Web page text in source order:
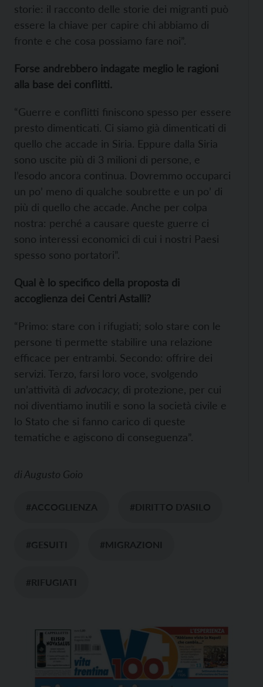
storie: il racconto delle storie dei migranti può
essere la chiave per capire chi abbiamo di
fronte e che cosa possiamo fare noi”.
Forse andrebbero indagate meglio le ragioni
alla base dei conflitti.
“Guerre e conflitti finiscono spesso per essere
presto dimenticati. Ci siamo già dimenticati di
quello che accade in Siria. Eppure dalla Siria
sono uscite più di 3 milioni di persone, e
l’esodo ancora continua. Dovremmo occuparci
un po’ meno di qualche soubrette e un po’ di
più di quello che accade. Anche per colpa
nostra: perché a causare queste guerre ci
sono interessi economici di cui i nostri Paesi
spesso sono portatori”.
Qual è lo specifico della proposta di
accoglienza dei Centri Astalli?
“Primo: stare con i rifugiati; solo stare con le
persone ti permette stabilire una relazione
efficace per entrambi. Secondo: offrire dei
servizi. Terzo, farsi loro voce, svolgendo
un’attività di advocacy, di protezione, per cui
noi diventiamo inutili e sono la società civile e
lo Stato che si fanno carico di queste
tematiche e agiscono di conseguenza”.
diAugusto Goio
#ACCOGLIENZA #DIRITTO D'ASILO
#GESUITI #MIGRAZIONI
#RIFUGIATI